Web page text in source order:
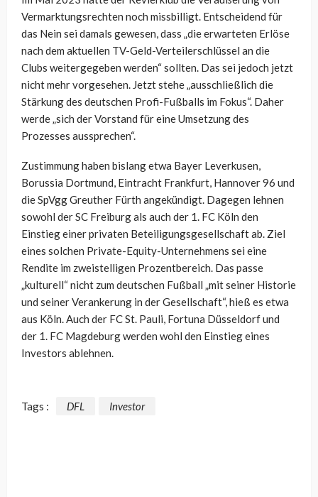
Vermarktungsrechten noch missbilligt. Entscheidend für
das Nein sei damals gewesen, dass „die erwarteten Erlöse
nach dem aktuellen TV-Geld-Verteilerschlüssel an die
Clubs weitergegeben werden“ sollten. Das sei jedoch jetzt
nicht mehr vorgesehen. Jetzt stehe „ausschließlich die
Stärkung des deutschen Profi-Fußballs im Fokus“. Daher
werde „sich der Vorstand für eine Umsetzung des
Prozesses aussprechen“.
Zustimmung haben bislang etwa Bayer Leverkusen,
Borussia Dortmund, Eintracht Frankfurt, Hannover 96 und
die SpVgg Greuther Fürth angekündigt. Dagegen lehnen
sowohl der SC Freiburg als auch der 1. FC Köln den
Einstieg einer privaten Beteiligungsgesellschaft ab. Ziel
eines solchen Private-Equity-Unternehmens sei eine
Rendite im zweistelligen Prozentbereich. Das passe
„kulturell“ nicht zum deutschen Fußball „mit seiner Historie
und seiner Verankerung in der Gesellschaft“, hieß es etwa
aus Köln. Auch der FC St. Pauli, Fortuna Düsseldorf und
der 1. FC Magdeburg werden wohl den Einstieg eines
Investors ablehnen.
Tags : DFL Investor